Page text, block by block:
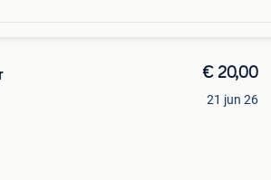
€ 20,00
21 jun 26